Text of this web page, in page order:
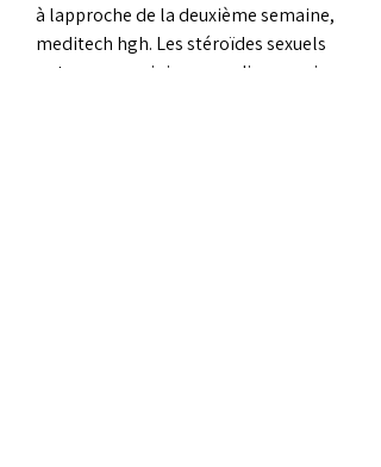
à lapproche de la deuxième semaine,
meditech hgh. Les stéroïdes sexuels
ont eux une origine gonadique ovaire